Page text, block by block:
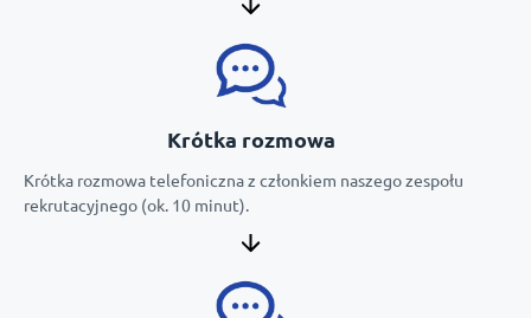
Krótka rozmowa
Krótka rozmowa telefoniczna z członkiem naszego zespołu
rekrutacyjnego (ok. 10 minut).